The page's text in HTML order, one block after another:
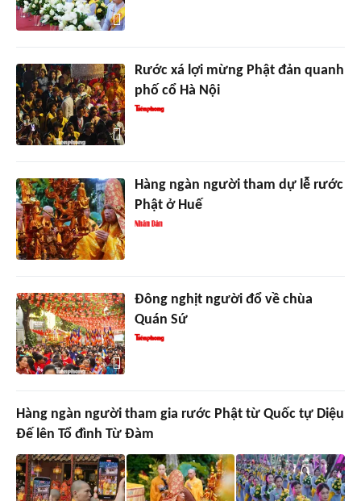
Rước xá lợi mừng Phật đản quanh
phố cổ Hà Nội
Hàng ngàn người tham dự lễ rước
Phật ở Huế
Đông nghịt người đổ về chùa
Quán Sứ
Hàng ngàn người tham gia rước Phật từ Quốc tự Diệu
Đế lên Tổ đình Từ Đàm